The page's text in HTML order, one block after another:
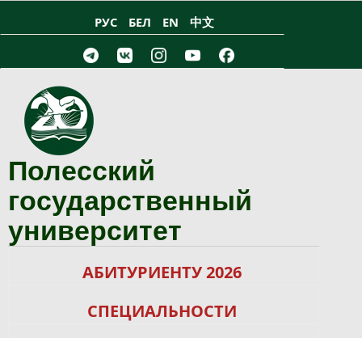
РУС БЕЛ EN 中文
Полесский
государственный
университет
АБИТУРИЕНТУ 2026
СПЕЦИАЛЬНОСТИ